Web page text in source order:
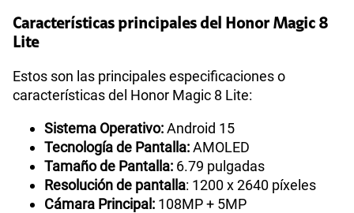
Características principales del Honor Magic 8
Lite
Estos son las principales especificaciones o
características del Honor Magic 8 Lite:
Sistema Operativo:Android 15
Tecnología de Pantalla:AMOLED
Tamaño de Pantalla: 6.79 pulgadas
Resolución de pantalla: 1200 x 2640 píxeles
Cámara Principal: 108MP + 5MP